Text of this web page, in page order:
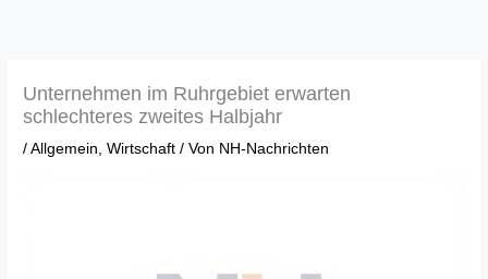
Unternehmen im Ruhrgebiet erwarten
schlechteres zweites Halbjahr
/Allgemein,Wirtschaft / Von NH-Nachrichten